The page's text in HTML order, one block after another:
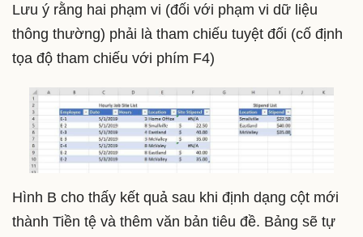
Lưu ý rằng hai phạm vi (đối với phạm vi dữ liệu
thông thường) phải là tham chiếu tuyệt đối (cố định
tọa độ tham chiếu với phím F4)
Hình B cho thấy kết quả sau khi định dạng cột mới
thành Tiền tệ và thêm văn bản tiêu đề. Bảng sẽ tự